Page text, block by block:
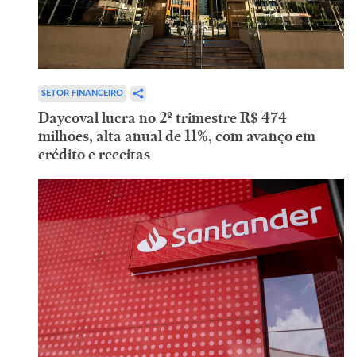
SETOR FINANCEIRO
Daycoval lucra no 2º trimestre R$ 474
milhões, alta anual de 11%, com avanço em
crédito e receitas